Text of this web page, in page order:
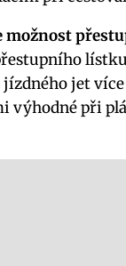
možnost
jet
výhodné při